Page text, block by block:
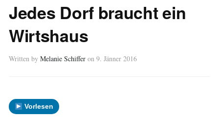
Jedes Dorf braucht ein
Wirtshaus
Written by Melanie Schiffer on 9. Jänner 2016
Vorlesen